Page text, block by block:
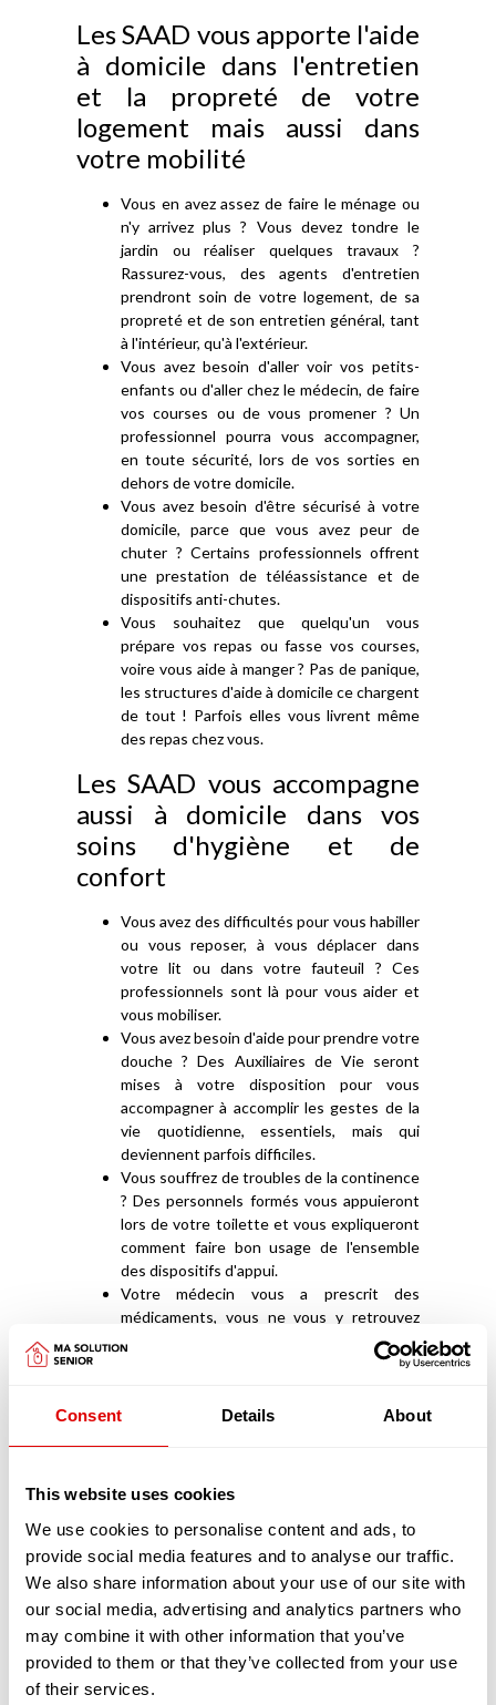
Consent Details About
This website uses cookies
We use cookies to personalise content and ads, to
provide social media features and to analyse our traffic.
We also share information about your use of our site with
our social media, advertising and analytics partners who
may combine it with other information that you’ve
provided to them or that they’ve collected from your use
of their services.
Les SAAD vous apporte l'aide
à domicile dans l'entretien
et la propreté de votre
logement mais aussi dans
votre mobilité
Vous en avez assez de faire le ménage ou
n'y arrivez plus ? Vous devez tondre le
jardin ou réaliser quelques travaux ?
Rassurez-vous, des agents d'entretien
prendront soin de votre logement, de sa
propreté et de son entretien général, tant
à l'intérieur, qu'à l'extérieur.
Vous avez besoin d'aller voir vos petits-
enfants ou d'aller chez le médecin, de faire
vos courses ou de vous promener ? Un
professionnel pourra vous accompagner,
en toute sécurité, lors de vos sorties en
dehors de votre domicile.
Vous avez besoin d'être sécurisé à votre
domicile, parce que vous avez peur de
chuter ? Certains professionnels offrent
une prestation de téléassistance et de
dispositifs anti-chutes.
Vous souhaitez que quelqu'un vous
prépare vos repas ou fasse vos courses,
voire vous aide à manger ? Pas de panique,
les structures d'aide à domicile ce chargent
de tout ! Parfois elles vous livrent même
des repas chez vous.
Les SAAD vous accompagne
aussi à domicile dans vos
soins d'hygiène et de
confort
Vous avez des difficultés pour vous habiller
ou vous reposer, à vous déplacer dans
votre lit ou dans votre fauteuil ? Ces
professionnels sont là pour vous aider et
vous mobiliser.
Vous avez besoin d'aide pour prendre votre
douche ? Des Auxiliaires de Vie seront
mises à votre disposition pour vous
accompagner à accomplir les gestes de la
vie quotidienne, essentiels, mais qui
deviennent parfois difficiles.
Vous souffrez de troubles de la continence
? Des personnels formés vous appuieront
lors de votre toilette et vous expliqueront
comment faire bon usage de l'ensemble
des dispositifs d'appui.
Votre médecin vous a prescrit des
médicaments, vous ne vous y retrouvez
plus ? Des professionnels sont là pour vous
rappeler vos prises médicamenteuses et
Les Services de Soins
vous appuient dans vos soins
médicaux
Les SSIAD ont pour objectifs de prévenir la perte
d'autonomie, d'éviter une hospitalisation ou d'en
faciliter le retour à domicile. Les SSIAD retardent
aussi l'entrée en EHPAD.
Principalement constitués d'infirmiers et d'aides-
soignants diplômés les SSIAD réalisent, pour